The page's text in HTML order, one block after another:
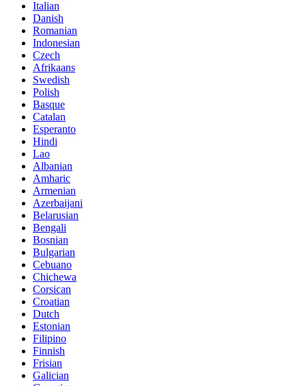
Italian
Danish
Romanian
Indonesian
Czech
Afrikaans
Swedish
Polish
Basque
Catalan
Esperanto
Hindi
Lao
Albanian
Amharic
Armenian
Azerbaijani
Belarusian
Bengali
Bosnian
Bulgarian
Cebuano
Chichewa
Corsican
Croatian
Dutch
Estonian
Filipino
Finnish
Frisian
Galician